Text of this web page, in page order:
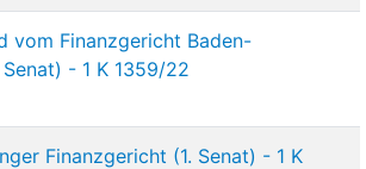
vom Finanzgericht Baden-
- 1 K 1359/22
Finanzgericht (1. Senat) - 1 K